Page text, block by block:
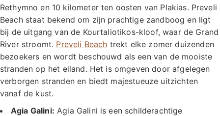
Rethymno en 10 kilometer ten oosten van Plakias. Preveli
Beach staat bekend om zijn prachtige zandboog en ligt
bij de uitgang van de Kourtaliotikos-kloof, waar de Grand
River stroomt. Preveli Beach trekt elke zomer duizenden
bezoekers en wordt beschouwd als een van de mooiste
stranden op het eiland. Het is omgeven door afgelegen
verborgen stranden en biedt majestueuze uitzichten
vanaf de kust.
Agia Galini: Agia Galini is een schilderachtige